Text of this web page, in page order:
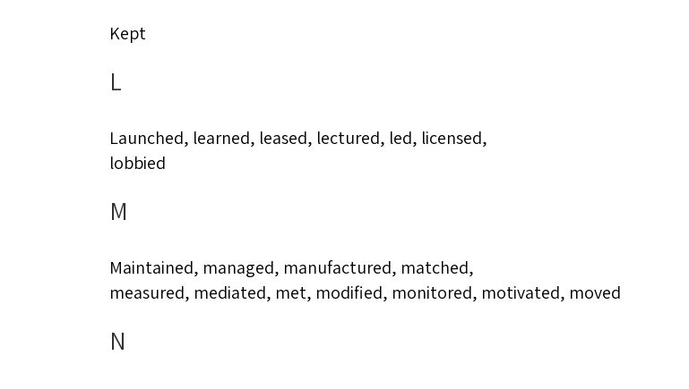
Kept
L
Launched, learned, leased, lectured, led, licensed,
lobbied
M
Maintained, managed, manufactured, matched,
measured, mediated, met, modified, monitored, motivated, moved
N